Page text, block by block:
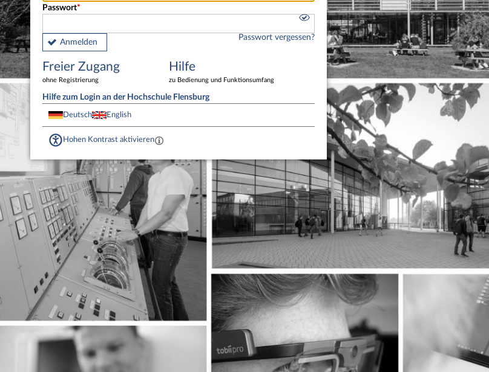
Passwort
Anmelden
Passwort vergessen?
Freier Zugang
ohne Registrierung
Hilfe
zu Bedienung und Funktionsumfang
Hilfe zum Login an der Hochschule Flensburg
Deutsch English
Hohen Kontrast aktivieren